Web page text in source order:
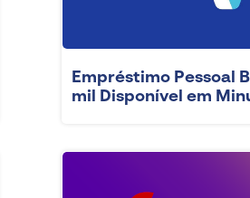
Empréstimo Pessoal
mil Disponível em